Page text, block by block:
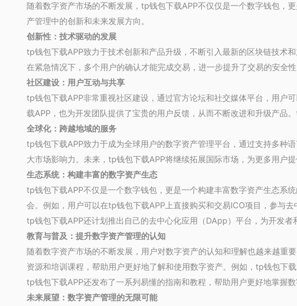
随着数字资产市场的不断发展，tp钱包下载APP不仅仅是一个数字钱包，
产管理中的创新和未来发展方向。
创新性：技术驱动的发展
tp钱包下载APP致力于技术创新和产品升级，不断引入最新的区块链技术
在紧急情况下，多个用户的确认才能完成交易，进一步提升了交易的安全
社区建设：用户互动与共享
tp钱包下载APP非常重视社区建设，通过官方论坛和社交媒体平台，用户
载APP，也为开发团队提供了宝贵的用户反馈，从而不断改进和升级产品
全球化：跨越地域的服务
tp钱包下载APP致力于成为全球用户的数字资产管理平台，通过支持多种
大市场影响力。未来，tp钱包下载APP将继续拓展国际市场，为更多用户
生态系统：构建丰富的数字资产生态
tp钱包下载APP不仅是一个数字钱包，更是一个构建丰富数字资产生态系
会。例如，用户可以在tp钱包下载APP上直接购买和交易ICO项目，参与去
tp钱包下载APP还计划推出自己的去中心化应用（DApp）平台，为开发
教育与普及：提升数字资产管理的认知
随着数字资产市场的不断发展，用户对数字资产的认知和理解也越来越
资源和培训课程，帮助用户更好地了解和使用数字资产。例如，tp钱包下
tp钱包下载APP还发布了一系列易懂的指南和教程，帮助用户更好地掌握
未来展望：数字资产管理的无限可能